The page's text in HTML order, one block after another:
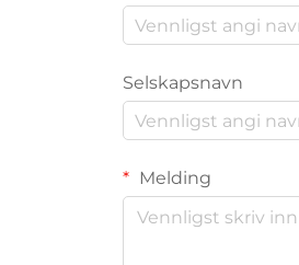
Selskapsnavn
Melding